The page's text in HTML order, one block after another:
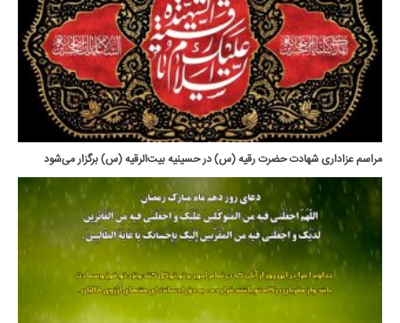
مراسم عزاداری شهادت حضرت رقیه (س) در حسینیه بیت‌الرقیه (س) برگزار می‌شود